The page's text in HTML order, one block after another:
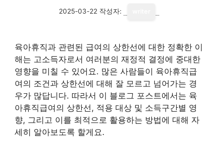
2025-03-22 작성자:
육아휴직과 관련된 급여의 상한선에 대한 정확한 이
해는 고소득자로서 여러분의 재정적 결정에 중대한
영향을 미칠 수 있어요. 많은 사람들이 육아휴직급
여의 조건과 상한선에 대해 잘 모르고 넘어가는 경
우가 많답니다. 따라서 이 블로그 포스트에서는 육
아휴직급여의 상한선, 적용 대상 및 소득구간별 영
향, 그리고 이를 최적으로 활용하는 방법에 대해 자
세히 알아보도록 할게요.